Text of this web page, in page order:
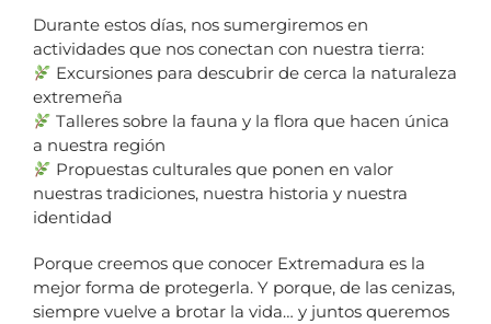
Durante estos días, nos sumergiremos en
actividades que nos conectan con nuestra tierra:
Excursiones para descubrir de cerca la naturaleza
extremeña
Talleres sobre la fauna y la flora que hacen única
a nuestra región
Propuestas culturales que ponen en valor
nuestras tradiciones, nuestra historia y nuestra
identidad
Porque creemos que conocer Extremadura es la
mejor forma de protegerla. Y porque, de las cenizas,
siempre vuelve a brotar la vida… y juntos queremos